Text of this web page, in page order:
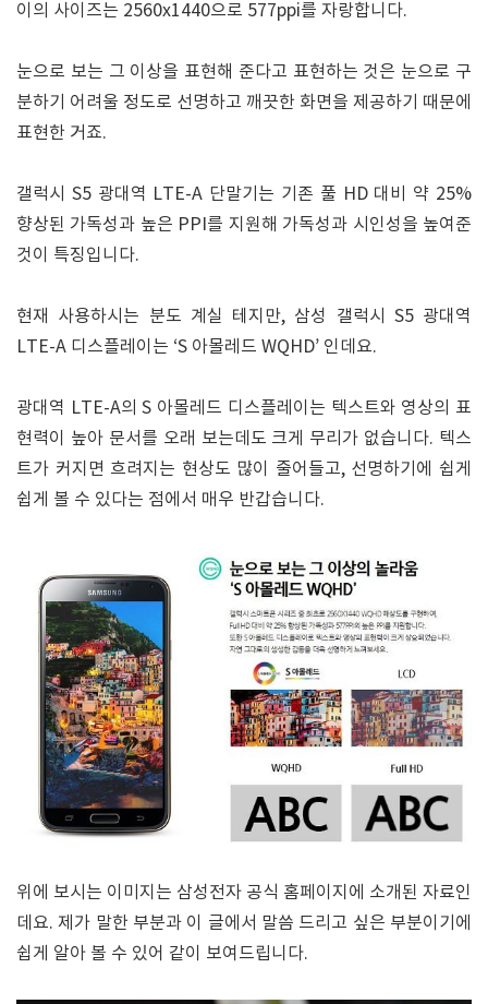
이의 사이즈는 2560x1440으로 577ppi를 자랑합니다.
눈으로 보는 그 이상을 표현해 준다고 표현하는 것은 눈으로 구
분하기 어려울 정도로 선명하고 깨끗한 화면을 제공하기 때문에
표현한 거죠.
갤럭시 S5 광대역 LTE-A 단말기는 기존 풀 HD 대비 약 25%
향상된 가독성과 높은 PPI를 지원해 가독성과 시인성을 높여준
것이 특징입니다.
현재 사용하시는 분도 계실 테지만, 삼성 갤럭시 S5 광대역
LTE-A 디스플레이는 ‘S 아몰레드 WQHD’ 인데요.
광대역 LTE-A의 S 아몰레드 디스플레이는 텍스트와 영상의 표
현력이 높아 문서를 오래 보는데도 크게 무리가 없습니다. 텍스
트가 커지면 흐려지는 현상도 많이 줄어들고, 선명하기에 쉽게
쉽게 볼 수 있다는 점에서 매우 반갑습니다.
위에 보시는 이미지는 삼성전자 공식 홈페이지에 소개된 자료인
데요. 제가 말한 부분과 이 글에서 말씀 드리고 싶은 부분이기에
쉽게 알아 볼 수 있어 같이 보여드립니다.